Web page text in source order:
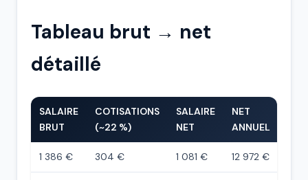
Tableau brut → net
détaillé
SALAIRE
BRUT
COTISATIONS
(~22 %)
SALAIRE
NET
NET
ANNUEL
1 386 € 304 € 1 081 € 12 972 €